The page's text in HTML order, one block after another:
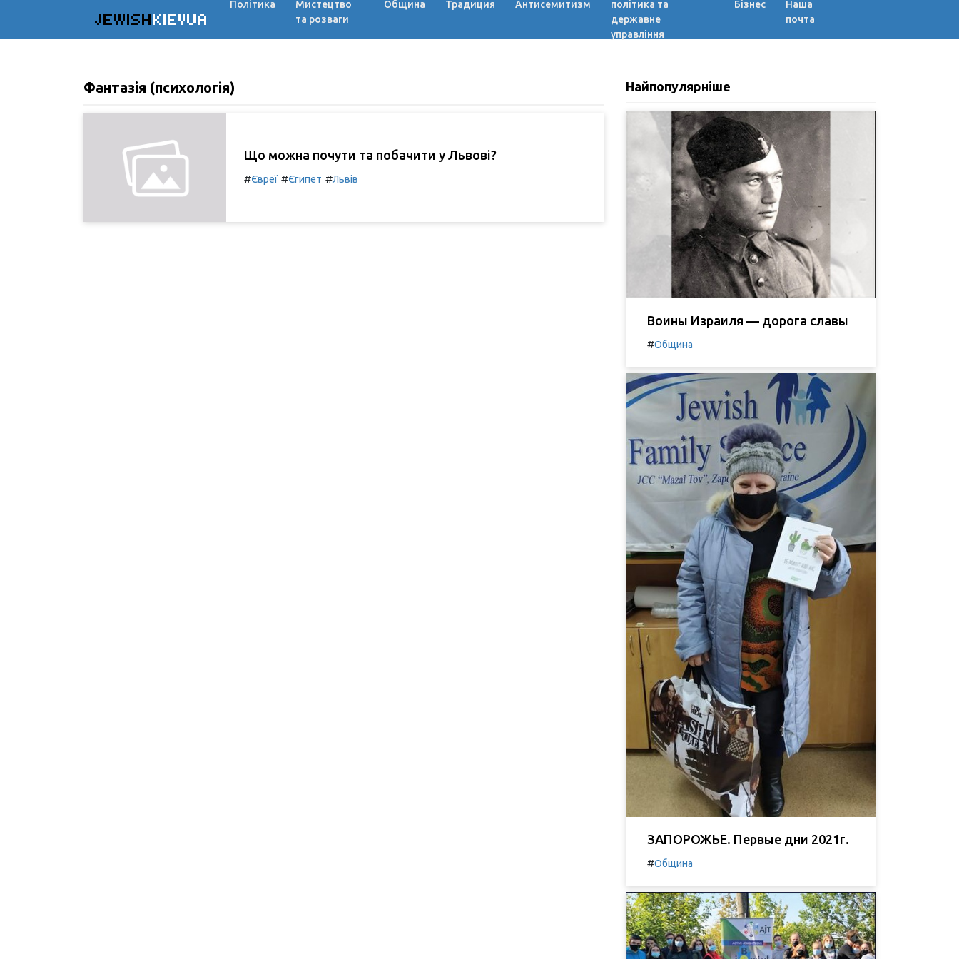
JEWISHKIEVUA
Політика
Мистецтво
та розваги
Община Традиция Антисемитизм
політика та
державне
управління
Бізнес
Наша
почта
Фантазія (психологія)
Що можна почути та побачити у Львові?
#Євреї #Єгипет #Львів
Найпопулярніше
Воины Израиля — дорога славы
#Община
ЗАПОРОЖЬЕ. Первые дни 2021г.
#Община